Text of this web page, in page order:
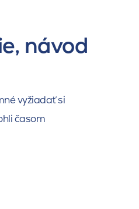
návod
vyžiadať si
časom